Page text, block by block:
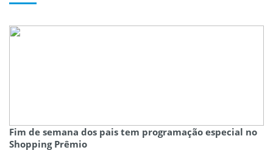
Fim de semana dos pais tem programação especial no
Shopping Prêmio